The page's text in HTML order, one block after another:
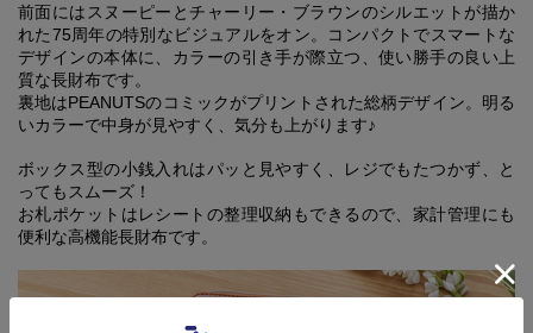
前面にはスヌーピーとチャーリー・ブラウンのシルエットが描か
れた75周年の特別なビジュアルをオン。コンパクトでスマートな
デザインの本体に、カラーの引き手が際立つ、使い勝手の良い上
質な長財布です。
裏地はPEANUTSのコミックがプリントされた総柄デザイン。明る
いカラーで中身が見やすく、気分も上がります♪
ボックス型の小銭入れはパッと見やすく、レジでもたつかず、と
ってもスムーズ！
お札ポケットはレシートの整理収納もできるので、家計管理にも
便利な高機能長財布です。